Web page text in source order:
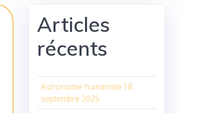
Articles
récents
Astronomie humaniste 18
septembre 2025